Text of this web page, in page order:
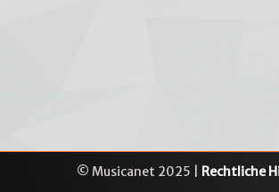
© Musicanet 2025 | Rechtliche